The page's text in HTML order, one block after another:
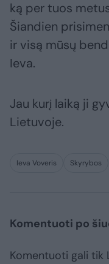
ką per tuos
Šiandien
ir visą mūsų
Ieva.
Jau kurį laiką ji
Lietuvoje.
Ieva Voveris Skyrybos
Komentuoti po
Komentuoti gali